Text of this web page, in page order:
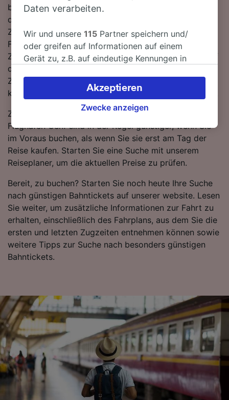
beträgt 9 Stunden 21 Minuten. In der Regel fahren auf
dieser Route, die sich über 683 km erstreckt, etwa 36
Züge am Tag. Sie müssen während der Fahrt nach
Flughafen Genf 2 umsteigen, da derzeit keine direkten
Zugverbindungen auf dieser Route verfügbar sind. Auf
dieser Strecke verkehren sowohl SBB als auch DB
Züge, die standardmäßig einen modernen,
komfortablen Service mit viel Platz für Gepäck bieten.
Zugtickets von Amsterdam Schiphol Flughafen nach
Flughafen Genf sind in der Regel günstiger, wenn Sie
im Voraus buchen, als wenn Sie sie erst am Tag der
Reise kaufen. Starten Sie eine Suche mit unserem
Reiseplaner, um die aktuellen Preise zu prüfen.
Bereit, zu buchen? Starten Sie noch heute Ihre Suche
nach günstigen Bahntickets auf unserer website. Lesen
Sie weiter, um zusätzliche Informationen zur Fahrt zu
erhalten, einschließlich des Fahrplans, aus dem Sie die
ersten und letzten Zugzeiten entnehmen können sowie
weitere Tipps zur Suche nach besonders günstigen
Bahntickets.
Daten verarbeiten.
Wir und unsere115 Partner speichern und/
oder greifen auf Informationen auf einem
Gerät zu, z.B. auf eindeutige Kennungen in
verarbeiten. Sie können Ihre Präferenzen
akzeptieren oder verwalten, einschließlich
Ihres Widerspruchsrechts bei berechtigtem
besuchen Sie jederzeit die Seite der
Datenschutzrichtlinie. Diese Präferenzen
werden unseren Partnern signalisiert und
haben keinen Einfluss auf Surfdaten. Ihre
Daten werden nicht für Tracking-Zwecke
verwendet, wenn Sie uns gebeten haben, Ihr
Surfverhalten nicht zu verfolgen.
Wir und unsere Partner verarbeiten Daten, um
Folgendes bereitzustellen:
Verwendung genauer Standortdaten.
Endgeräteeigenschaften zur Identifikation
von Werbeleistung und der Performance von
Inhalten, Zielgruppenforschung sowie
Entwicklung und Verbesserung von
Angeboten.
Liste der Partner (Lieferanten)
Zwecke anzeigen
Akzeptieren